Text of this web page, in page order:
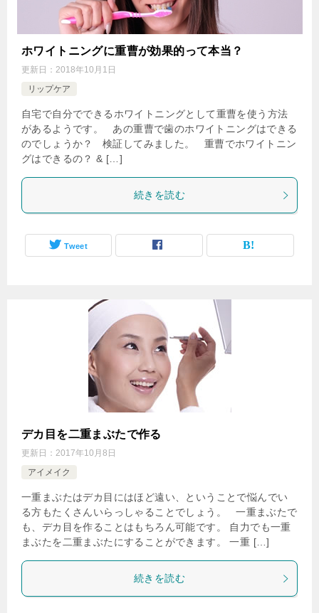
ホワイトニングに重曹が効果的って本当？
更新日： 2018年10月1日
リップケア
自宅で自分でできるホワイトニングとして重曹を使う方法
があるようです。 あの重曹で歯のホワイトニングはできる
のでしょうか？ 検証してみました。 重曹でホワイトニン
グはできるの？ & […]
続きを読む
Tweet
デカ目を二重まぶたで作る
更新日： 2017年10月8日
アイメイク
一重まぶたはデカ目にはほど遠い、ということで悩んでい
る方もたくさんいらっしゃることでしょう。 一重まぶたで
も、デカ目を作ることはもちろん可能です。 自力でも一重
まぶたを二重まぶたにすることができます。 一重 […]
続きを読む